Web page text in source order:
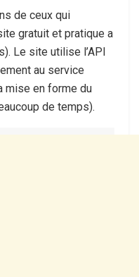
de ceux qui
gratuit et pratique a
Le site utilise l’API
au service
mise en forme du
de temps).